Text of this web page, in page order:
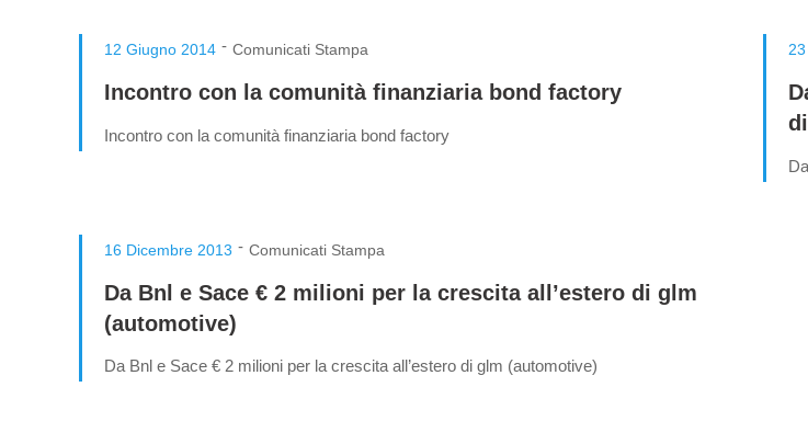
12 Giugno 2014 - Comunicati Stampa
Incontro con la comunità finanziaria bond factory
Incontro con la comunità finanziaria bond factory
16 Dicembre 2013 - Comunicati Stampa
Da Bnl e Sace € 2 milioni per la crescita all’estero di glm
(automotive)
Da Bnl e Sace € 2 milioni per la crescita all’estero di glm (automotive)